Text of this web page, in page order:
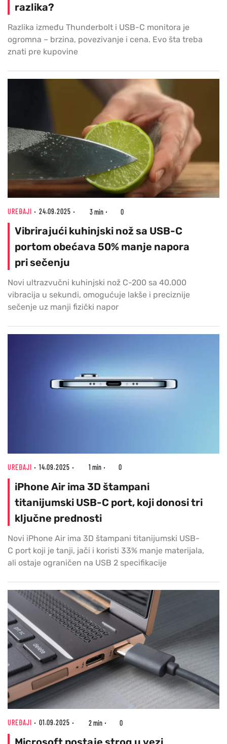
razlika?
Razlika između Thunderbolt i USB-C monitora je
ogromna – brzina, povezivanje i cena. Evo šta treba
znati pre kupovine
UREĐAJI 24.09.2025 3 min 0
Vibrirajući kuhinjski nož sa USB-C
portom obećava 50% manje napora
pri sečenju
Novi ultrazvučni kuhinjski nož C-200 sa 40.000
vibracija u sekundi, omogućuje lakše i preciznije
sečenje uz manji fizički napor
UREĐAJI 14.09.2025 1 min 0
iPhone Air ima 3D štampani
titanijumski USB-C port, koji donosi tri
ključne prednosti
Novi iPhone Air ima 3D štampani titanijumski USB-
C port koji je tanji, jači i koristi 33% manje materijala,
ali ostaje ograničen na USB 2 specifikacije
UREĐAJI 01.09.2025 2 min 0